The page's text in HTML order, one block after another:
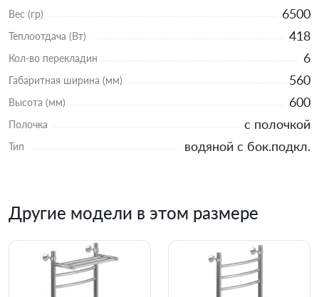
Вес (гр) 6500
Теплоотдача (Вт) 418
Кол-во перекладин 6
Габаритная ширина (мм) 560
Высота (мм) 600
Полочка с полочкой
Тип водяной с бок.подкл.
Другие модели в этом размере